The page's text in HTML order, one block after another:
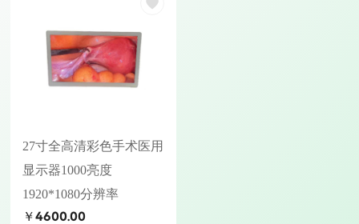
27寸全高清彩色手术医用
显示器1000亮度
1920*1080分辨率
￥4600.00